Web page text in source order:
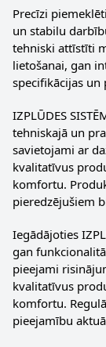
Precīzi
un stabilu
tehniski attīstīti
lietošanai, gan
specifikācijas
IZPLŪDES
tehniskajā un
savietojami ar
kvalitatīvus
komfortu.
pieredzējušiem
Iegādājoties
gan
pieejami
kvalitatīvus
komfortu.
pieejamību